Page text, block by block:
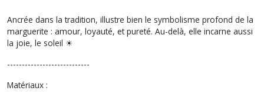
Ancrée dans la tradition, illustre bien le symbolisme profond de la
marguerite : amour, loyauté, et pureté. Au-delà, elle incarne aussi
la joie, le soleil ☀
----------------------------
Matériaux :